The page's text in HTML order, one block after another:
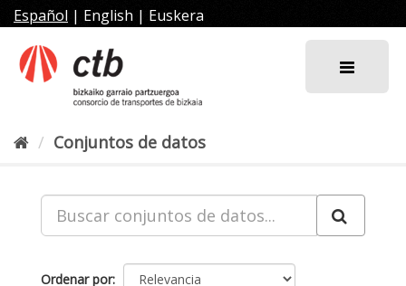
al
contenido
Español | English | Euskera
Conjuntos de datos
Ordenar por